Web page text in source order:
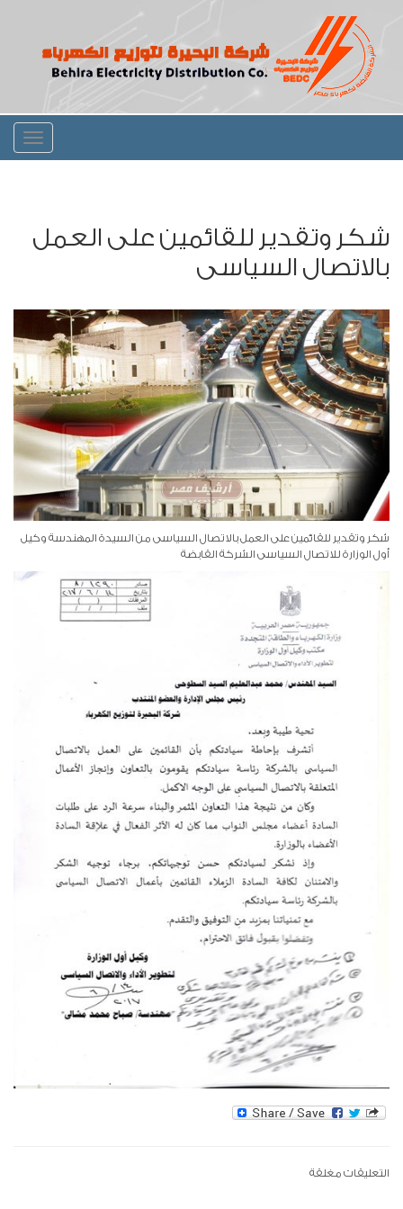
Toggle
شكر وتقدير للقائمين على العمل
بالاتصال السياسى
شكر وتقدير للقائمين على العمل بالاتصال السياسى من السيدة المهندسة وكيل
أول الوزارة للاتصال السياسى الشركة القابضة
التعليقات مغلقة